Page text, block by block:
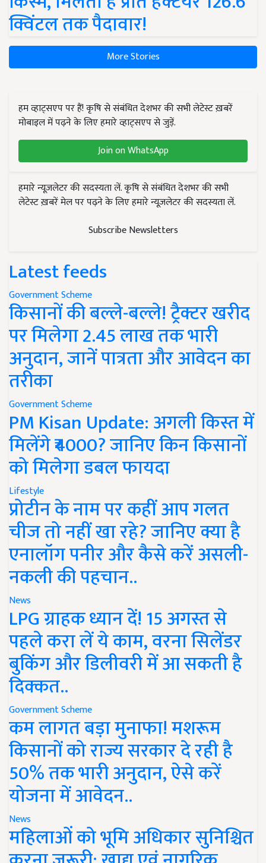
क्विंटल तक पैदावार!
More Stories
हम व्हाट्सएप पर हैं! कृषि से संबंधित देशभर की सभी लेटेस्ट ख़बरें
मोबाइल में पढ़ने के लिए हमारे व्हाट्सएप से जुड़ें.
Join on WhatsApp
हमारे न्यूज़लेटर की सदस्यता लें. कृषि से संबंधित देशभर की सभी
लेटेस्ट ख़बरें मेल पर पढ़ने के लिए हमारे न्यूज़लेटर की सदस्यता लें.
Subscribe Newsletters
Latest feeds
Government Scheme
किसानों की बल्ले-बल्ले! ट्रैक्टर खरीद
पर मिलेगा 2.45 लाख तक भारी
अनुदान, जानें पात्रता और आवेदन का
तरीका
Government Scheme
PM Kisan Update: अगली किस्त में
मिलेंगे ₹4000? जानिए किन किसानों
को मिलेगा डबल फायदा
Lifestyle
प्रोटीन के नाम पर कहीं आप गलत
चीज तो नहीं खा रहे? जानिए क्या है
एनालॉग पनीर और कैसे करें असली-
नकली की पहचान..
News
LPG ग्राहक ध्यान दें! 15 अगस्त से
पहले करा लें ये काम, वरना सिलेंडर
बुकिंग और डिलीवरी में आ सकती है
दिक्कत..
Government Scheme
कम लागत बड़ा मुनाफा! मशरूम
किसानों को राज्य सरकार दे रही है
50% तक भारी अनुदान, ऐसे करें
योजना में आवेदन..
News
महिलाओं को भूमि अधिकार सुनिश्चित